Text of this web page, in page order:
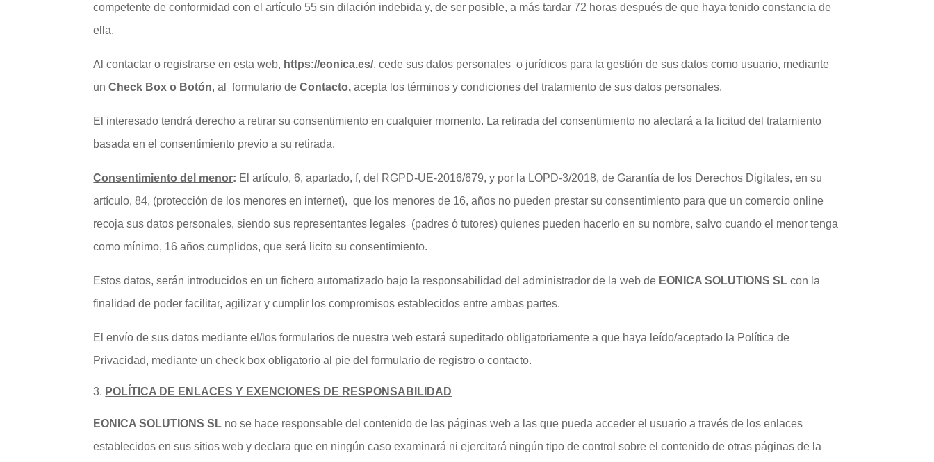
competente de conformidad con el artículo 55 sin dilación indebida y, de ser posible, a más tardar 72 horas después de que haya tenido constancia de
ella.
Al contactar o registrarse en esta web, https://eonica.es/, cede sus datos personales o jurídicos para la gestión de sus datos como usuario, mediante
unCheck Box o Botón, al formulario deContacto,acepta los términos y condiciones del tratamiento de sus datos personales.
El interesado tendrá derecho a retirar su consentimiento en cualquier momento. La retirada del consentimiento no afectará a la licitud del tratamiento
basada en el consentimiento previo a su retirada.
Consentimiento del menor: El artículo, 6, apartado, f, del RGPD-UE-2016/679, y por la LOPD-3/2018, de Garantía de los Derechos Digitales, en su
artículo, 84, (protección de los menores en internet), que los menores de 16, años no pueden prestar su consentimiento para que un comercio online
recoja sus datos personales, siendo sus representantes legales (padres ó tutores) quienes pueden hacerlo en su nombre, salvo cuando el menor tenga
como mínimo, 16 años cumplidos, que será licito su consentimiento.
Estos datos, serán introducidos en un fichero automatizado bajo la responsabilidad del administrador de la web de EONICA SOLUTIONS SL con la
finalidad de poder facilitar, agilizar y cumplir los compromisos establecidos entre ambas partes.
El envío de sus datos mediante el/los formularios de nuestra web estará supeditado obligatoriamente a que haya leído/aceptado la Política de
Privacidad, mediante un check box obligatorio al pie del formulario de registro o contacto.
POLÍTICA DE ENLACES Y EXENCIONES DE RESPONSABILIDAD
EONICA SOLUTIONS SL no se hace responsable del contenido de las páginas web a las que pueda acceder el usuario a través de los enlaces
establecidos en sus sitios web y declara que en ningún caso examinará ni ejercitará ningún tipo de control sobre el contenido de otras páginas de la